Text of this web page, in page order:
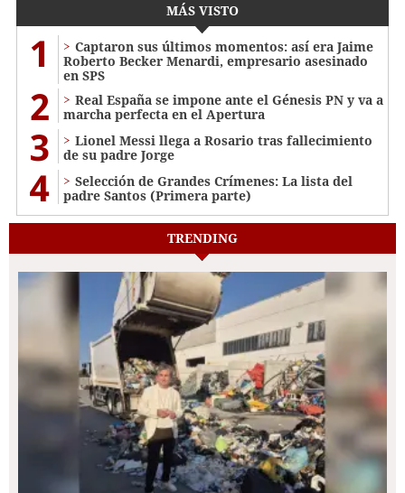
MÁS VISTO
1
Captaron sus últimos momentos: así era Jaime
Roberto Becker Menardi​​​, empresario asesinado
en SPS
2
Real España se impone ante el Génesis PN y va a
marcha perfecta en el Apertura
3
Lionel Messi llega a Rosario tras fallecimiento
de su padre Jorge
4
Selección de Grandes Crímenes: La lista del
padre Santos (Primera parte)
TRENDING